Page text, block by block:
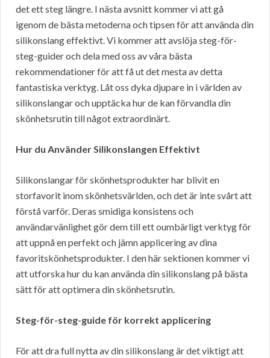
det ett steg längre. I nästa avsnitt kommer vi att gå
igenom de bästa metoderna och tipsen för att använda din
silikonslang effektivt. Vi kommer att avslöja steg-för-
steg-guider och dela med oss av våra bästa
rekommendationer för att få ut det mesta av detta
fantastiska verktyg. Låt oss dyka djupare in i världen av
silikonslangar och upptäcka hur de kan förvandla din
skönhetsrutin till något extraordinärt.
Hur du Använder Silikonslangen Effektivt
Silikonslangar för skönhetsprodukter har blivit en
storfavorit inom skönhetsvärlden, och det är inte svårt att
förstå varför. Deras smidiga konsistens och
användarvänlighet gör dem till ett oumbärligt verktyg för
att uppnå en perfekt och jämn applicering av dina
favoritskönhetsprodukter. I den här sektionen kommer vi
att utforska hur du kan använda din silikonslang på bästa
sätt för att optimera din skönhetsrutin.
Steg-för-steg-guide för korrekt applicering
För att dra full nytta av din silikonslang är det viktigt att